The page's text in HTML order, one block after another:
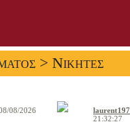
> Νικητές
08/2026
21:32:27